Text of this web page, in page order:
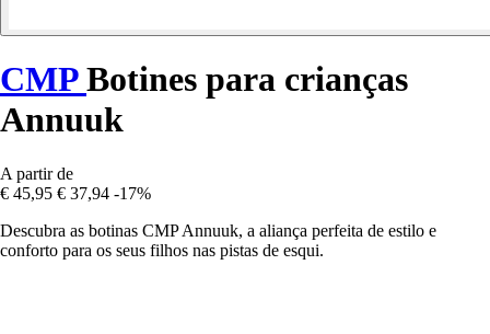
CMPBotines para crianças
Annuuk
A partir de
€ 45,95 € 37,94 -17%
Descubra as botinas CMP Annuuk, a aliança perfeita de estilo e
conforto para os seus filhos nas pistas de esqui.